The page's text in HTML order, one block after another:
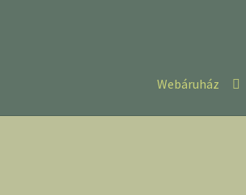
Webáruház